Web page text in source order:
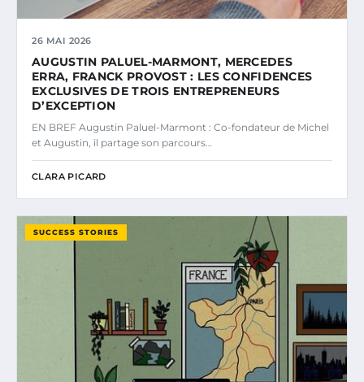
26 MAI 2026
AUGUSTIN PALUEL-MARMONT, MERCEDES
ERRA, FRANCK PROVOST : LES CONFIDENCES
EXCLUSIVES DE TROIS ENTREPRENEURS
D’EXCEPTION
EN BREF Augustin Paluel-Marmont : Co-fondateur de Michel
et Augustin, il partage son parcours…
CLARA PICARD
SUCCESS STORIES